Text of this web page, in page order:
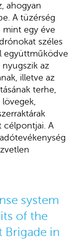
ahogyan
A tüzérség
egy éve
széles
együttműködve
az
illetve az
terhe,
célpontjai. A
system
of the
Brigade in